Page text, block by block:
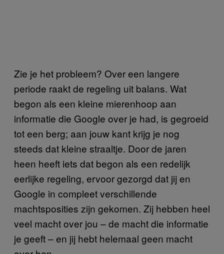
Zie je het probleem? Over een langere
periode raakt de regeling uit balans. Wat
begon als een kleine mierenhoop aan
informatie die Google over je had, is gegroeid
tot een berg; aan jouw kant krijg je nog
steeds dat kleine straaltje. Door de jaren
heen heeft iets dat begon als een redelijk
eerlijke regeling, ervoor gezorgd dat jij en
Google in compleet verschillende
machtsposities zijn gekomen. Zij hebben heel
veel macht over jou – de macht die informatie
je geeft – en jij hebt helemaal geen macht